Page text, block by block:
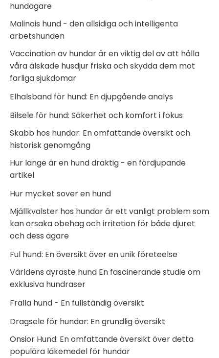
hundägare
Malinois hund - den allsidiga och intelligenta
arbetshunden
Vaccination av hundar är en viktig del av att hålla
våra älskade husdjur friska och skydda dem mot
farliga sjukdomar
Elhalsband för hund: En djupgående analys
Bilsele för hund: Säkerhet och komfort i fokus
Skabb hos hundar: En omfattande översikt och
historisk genomgång
Hur länge är en hund dräktig - en fördjupande
artikel
Hur mycket sover en hund
Mjällkvalster hos hundar är ett vanligt problem som
kan orsaka obehag och irritation för både djuret
och dess ägare
Ful hund: En översikt över en unik företeelse
Världens dyraste hund En fascinerande studie om
exklusiva hundraser
Fralla hund - En fullständig översikt
Dragsele för hundar: En grundlig översikt
Onsior Hund: En omfattande översikt över detta
populära läkemedel för hundar